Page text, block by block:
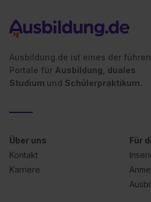
Ausbildung.de ist eines der
Portale für Ausbildung, duales
Studium und Schülerpraktikum.
Über uns
Kontakt
Karriere
Für